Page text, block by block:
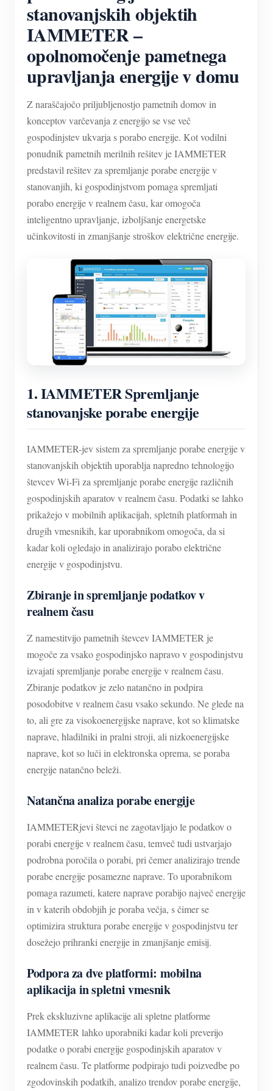
Simulator IAMMETER
Virtualni števec
Sistem za napovedovanje in simulacijo energije
Aplikacije
Monitor energije solarnega PV sistema
Monitor porabe električne energije
Nadzorni sistem PV grelnika
Avtomatizacija doma
Tovarniški energetski nadzor
Trgovina
Viri
Hitri začetek izdelka
Dokument
Vadnica Video
pogosta vprašanja
Blogi
Skupnost
Razvijalec
Raziščite
Program nagrajevanja
Kontakt
O nas
stanovanjskih objektih
IAMMETER –
opolnomočenje pametnega
upravljanja energije v domu
Z naraščajočo priljubljenostjo pametnih domov in
konceptov varčevanja z energijo se vse več
gospodinjstev ukvarja s porabo energije. Kot vodilni
ponudnik pametnih merilnih rešitev je IAMMETER
predstavil rešitev za spremljanje porabe energije v
stanovanjih, ki gospodinjstvom pomaga spremljati
porabo energije v realnem času, kar omogoča
inteligentno upravljanje, izboljšanje energetske
učinkovitosti in zmanjšanje stroškov električne energije.
1.IAMMETER Spremljanje
stanovanjske porabe energije
IAMMETER-jev sistem za spremljanje porabe energije v
stanovanjskih objektih uporablja napredno tehnologijo
števcev Wi-Fi za spremljanje porabe energije različnih
gospodinjskih aparatov v realnem času. Podatki se lahko
prikažejo v mobilnih aplikacijah, spletnih platformah in
drugih vmesnikih, kar uporabnikom omogoča, da si
kadar koli ogledajo in analizirajo porabo električne
energije v gospodinjstvu.
Zbiranje in spremljanje podatkov v
realnem času
Z namestitvijo pametnih števcev IAMMETER je
mogoče za vsako gospodinjsko napravo v gospodinjstvu
izvajati spremljanje porabe energije v realnem času.
Zbiranje podatkov je zelo natančno in podpira
posodobitve v realnem času vsako sekundo. Ne glede na
to, ali gre za visokoenergijske naprave, kot so klimatske
naprave, hladilniki in pralni stroji, ali nizkoenergijske
naprave, kot so luči in elektronska oprema, se poraba
energije natančno beleži.
Natančna analiza porabe energije
IAMMETERjevi števci ne zagotavljajo le podatkov o
porabi energije v realnem času, temveč tudi ustvarjajo
podrobna poročila o porabi, pri čemer analizirajo trende
porabe energije posamezne naprave. To uporabnikom
pomaga razumeti, katere naprave porabijo največ energije
in v katerih obdobjih je poraba večja, s čimer se
optimizira struktura porabe energije v gospodinjstvu ter
dosežejo prihranki energije in zmanjšanje emisij.
Podpora za dve platformi: mobilna
aplikacija in spletni vmesnik
Prek ekskluzivne aplikacije ali spletne platforme
IAMMETER lahko uporabniki kadar koli preverijo
podatke o porabi energije gospodinjskih aparatov v
realnem času. Te platforme podpirajo tudi poizvedbe po
zgodovinskih podatkih, analizo trendov porabe energije,